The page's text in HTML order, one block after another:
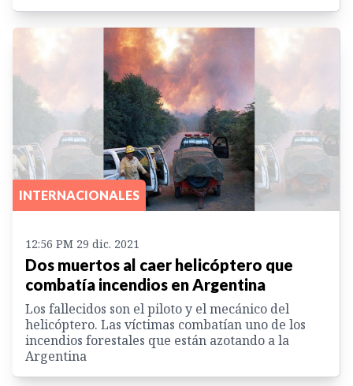
INTERNACIONALES
12:56 PM 29 dic. 2021
Dos muertos al caer helicóptero que
combatía incendios en Argentina
Los fallecidos son el piloto y el mecánico del
helicóptero. Las víctimas combatían uno de los
incendios forestales que están azotando a la
Argentina